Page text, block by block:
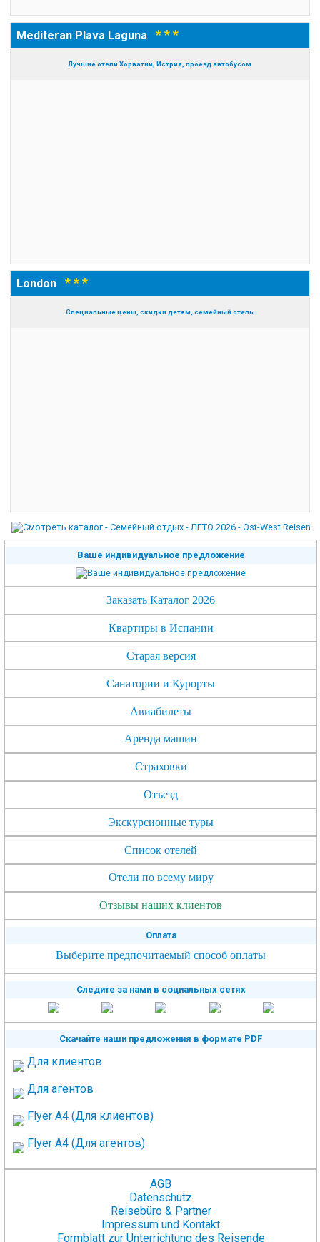
Mediteran Plava Laguna* * *
Лучшие отели Хорватии, Истрия, проезд автобусом
London* * *
Специальные цены, скидки детям, семейный отель
Ваше индивидуальное предложение
Заказать Каталог 2026
Квартиры в Испании
Старая версия
Санатории и Курорты
Авиабилеты
Аренда машин
Страховки
Отъезд
Экскурсионные туры
Список отелей
Отели по всему миру
Отзывы наших клиентов
Оплата
Выберите предпочитаемый способ оплаты
Следите за нами в социальных сетях
Скачайте наши предложения в формате PDF
Для клиентов
Для агентов
Flyer A4 (Для клиентов)
Flyer A4 (Для агентов)
AGB
Datenschutz
Reisebüro & Partner
Impressum und Kontakt
Formblatt zur Unterrichtung des Reisende